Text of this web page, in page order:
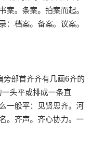
案。条案。拍案而起。
：档案。备案。议案。
部首齐齐有几画6齐的
头平或排成一条直
一般平：见贤思齐。河
。齐声。齐心协力。一